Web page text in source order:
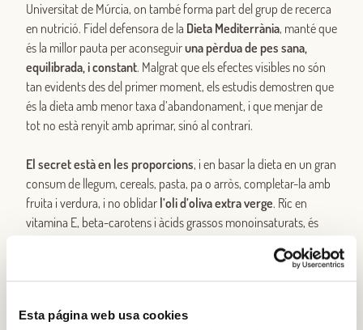
Esta página web usa cookies
Universitat de Múrcia, on també forma part del grup de recerca
en nutrició. Fidel defensora de la Dieta Mediterrània, manté que
és la millor pauta per aconseguiruna pèrdua de pes sana,
equilibrada, i constant. Malgrat que els efectes visibles no són
tan evidents des del primer moment, els estudis demostren que
és la dieta amb menor taxa d’abandonament, i que menjar de
tot no està renyit amb aprimar, sinó al contrari.
El secretestà en les proporcions, i en basar la dieta en un gran
consum de llegum, cereals, pasta, pa o arròs, completar-la amb
fruita i verdura, i no oblidar l’olid’oliva extra verge. Ric en
vitamina E, beta-carotens i àcids grassos monoinsaturats, és
desterrar de cap dieta. Fins i tot quan es pretén aprimar.
indispensables per la seva composició rica en carbohidrats